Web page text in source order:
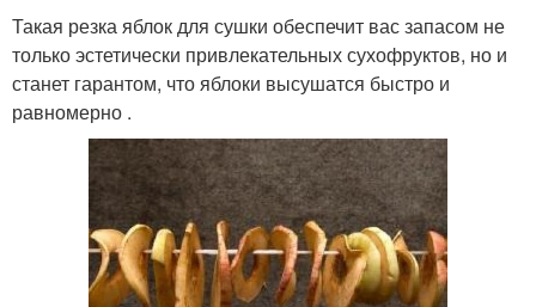
Такая резка яблок для сушки обеспечит вас запасом не
только эстетически привлекательных сухофруктов, но и
станет гарантом, что яблоки высушатся быстро и
равномерно .